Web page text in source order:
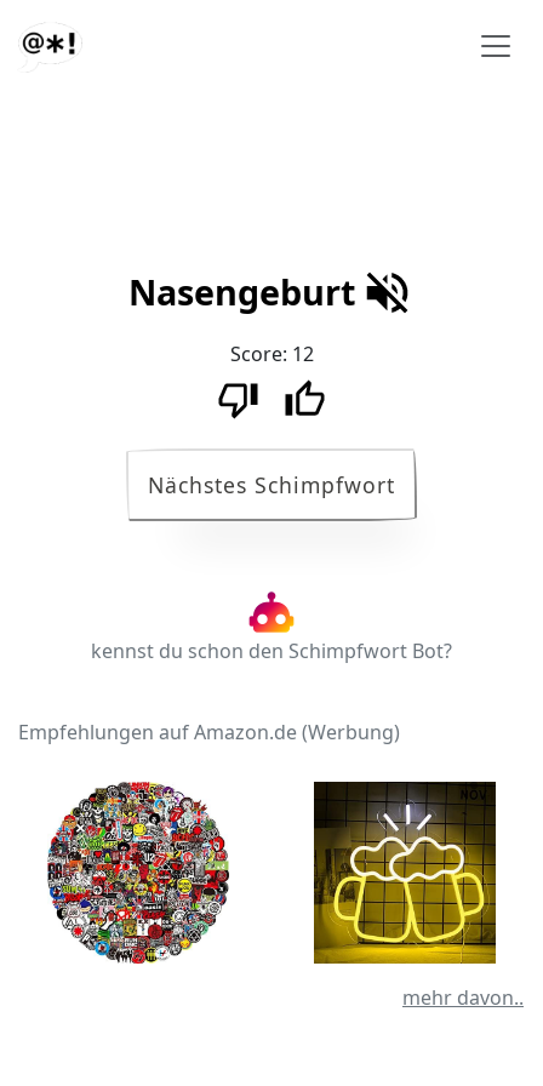
Nasengeburt
Score: 12
Nächstes Schimpfwort
kennst du schon den Schimpfwort Bot?
Empfehlungen auf Amazon.de (Werbung)
mehr davon..